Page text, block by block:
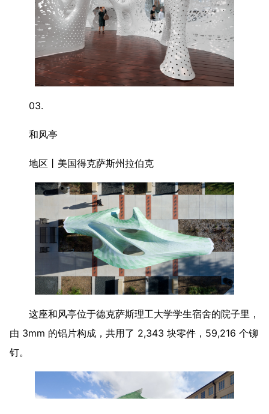
03.
和风亭
地区丨美国得克萨斯州拉伯克
这座和风亭位于德克萨斯理工大学学生宿舍的院子里，
由 3mm 的铝片构成，共用了 2,343 块零件，59,216 个铆
钉。